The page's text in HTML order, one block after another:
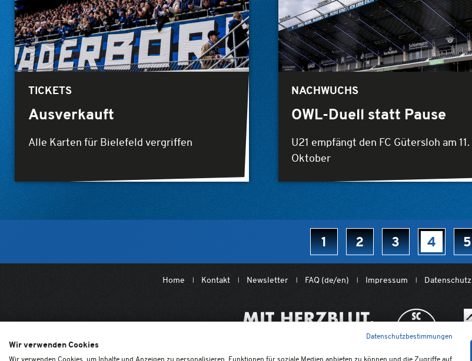
TICKETS
Ausverkauft
Alle Karten für Bielefeld vergriffen
NACHWUCHS
OWL-Duell statt Pause
U21 empfängt den FC Gütersloh am 11.
Oktober
1 2 3 4 5
Home Kontakt Newsletter FAQ (de/en) Impressum Datenschutz
Datenschutzbestimmungen
Wir verwenden Cookies
Wir verwenden Cookies, um Inhalte und Anzeigen zu personalisieren, Funktionen für soziale Medien anbieten zu können und die Zugriffe auf